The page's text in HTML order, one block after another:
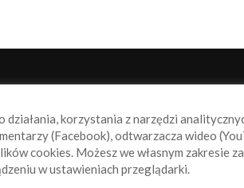
którzy szukają aktualnych
motorowodniactwa i
korzystania z narzędzi
(Facebook), odtwarzacza wideo
cookies. Możesz we własnym zakresie
w ustawieniach przeglądarki.